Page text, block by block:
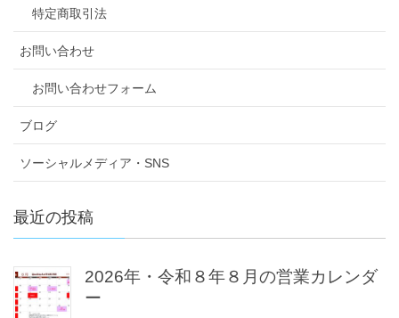
特定商取引法
お問い合わせ
お問い合わせフォーム
ブログ
ソーシャルメディア・SNS
最近の投稿
2026年・令和８年８月の営業カレンダ
ー